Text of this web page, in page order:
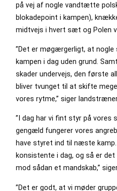
på vej af nogle vandtætte
blokadepoint i kampen),
midtvejs i hvert sæt og Polen
”Det er møgærgerligt, at nogle
kampen i dag uden grund.
skader undervejs, den første
bliver tvunget til at skifte
vores rytme,” siger
”I dag har vi fint styr på vores
gengæld fungerer vores
have styret ind til næste
konsistente i dag, og så er
mod sådan et mandskab,”
”Det er godt, at vi møder